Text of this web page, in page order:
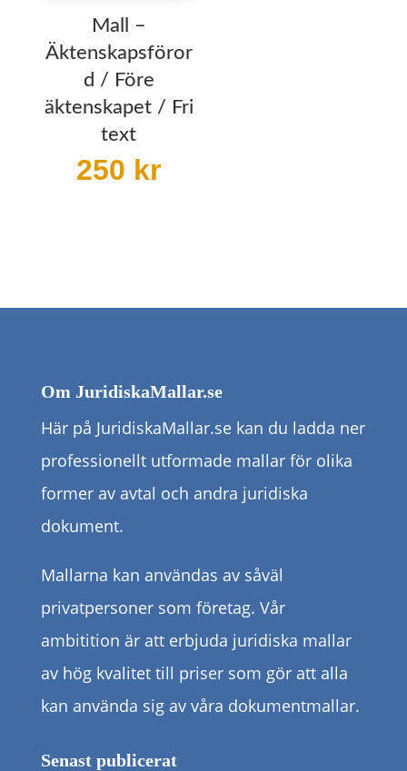
Mall –
Äktenskapsföror
d / Före
äktenskapet / Fri
text
250 kr
Om JuridiskaMallar.se
Här på JuridiskaMallar.se kan du ladda ner
professionellt utformade mallar för olika
former av avtal och andra juridiska
dokument.
Mallarna kan användas av såväl
privatpersoner som företag. Vår
ambitition är att erbjuda juridiska mallar
av hög kvalitet till priser som gör att alla
kan använda sig av våra dokumentmallar.
Senast publicerat